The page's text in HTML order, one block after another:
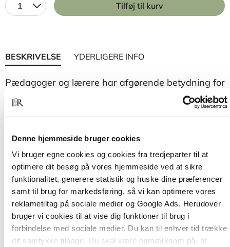
Denne hjemmeside bruger cookies
Vi bruger egne cookies og cookies fra tredjeparter til at
optimere dit besøg på vores hjemmeside ved at sikre
funktionalitet, generere statistik og huske dine præferencer
samt til brug for markedsføring, så vi kan optimere vores
reklametiltag på sociale medier og Google Ads. Herudover
bruger vi cookies til at vise dig funktioner til brug i
forbindelse med sociale medier. Du kan til enhver tid trække
dit samtykke tilbage. Du skal være opmærksom på, at
1 Tilføj til kurv
BESKRIVELSE YDERLIGERE INFO
Pædagoger og lærere har afgørende betydning for
børnefællesskaber, der er grundlæggende for
børns trivsel og positive udvikling
Mobning – viden og værktøjerer en håndsrækning
til dette vigtige arbejde. Bogen præsenterer den
nyeste viden om mobningens mekanismer og giver
forskellige bud på, hvordan man som fagperson
forebygger mobning eller handler, hvis man
oplever en børnegruppe, der er præget af
mobning. Emnerne i bogen favner vidt og er både
målrettet arbejdet med større og mindre børn i
daginstitution og skole.